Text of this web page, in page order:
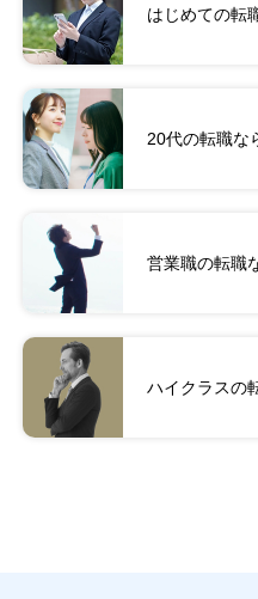
はじめての転
20代の転職な
営業職の転職
ハイクラスの